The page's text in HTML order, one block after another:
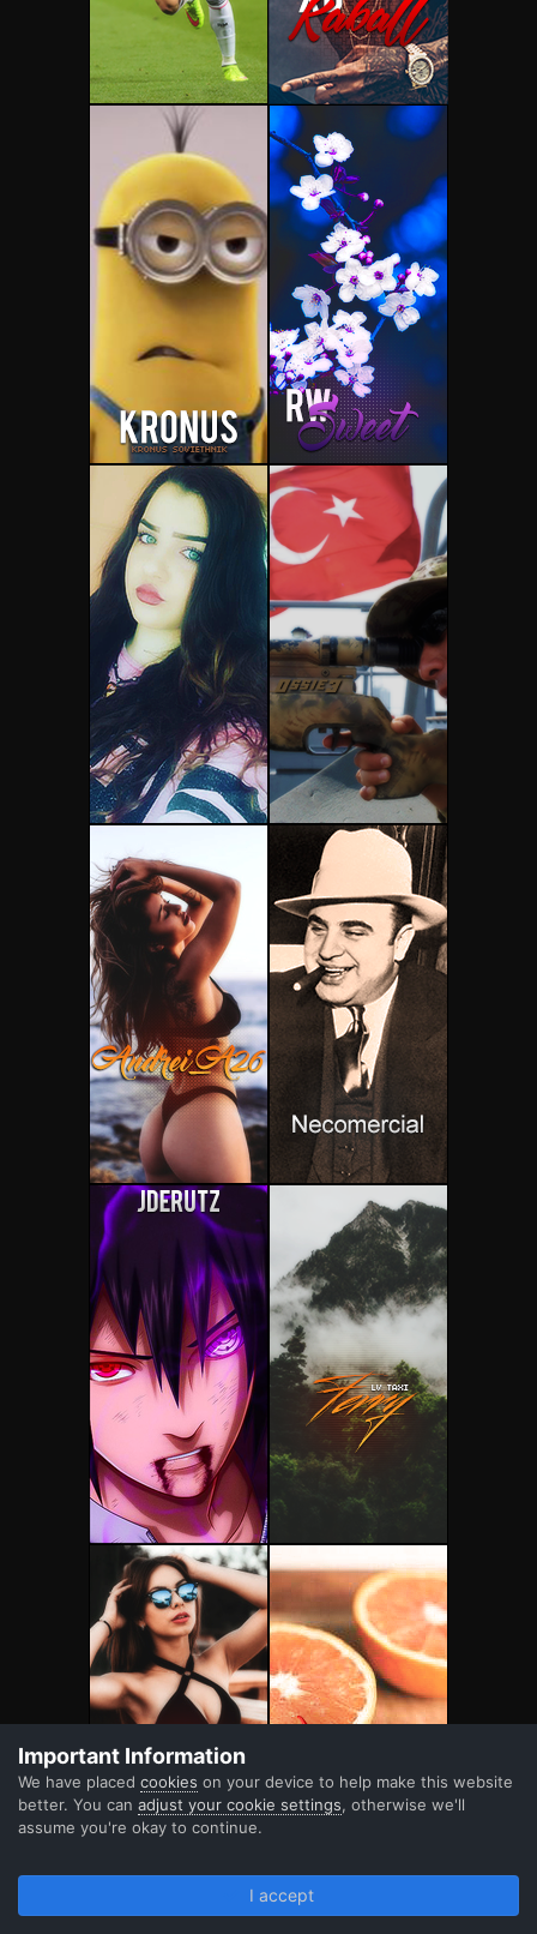
Important Information
We have placed cookies on your device to help make this website
better. You can adjust your cookie settings, otherwise we'll
assume you're okay to continue.
I accept